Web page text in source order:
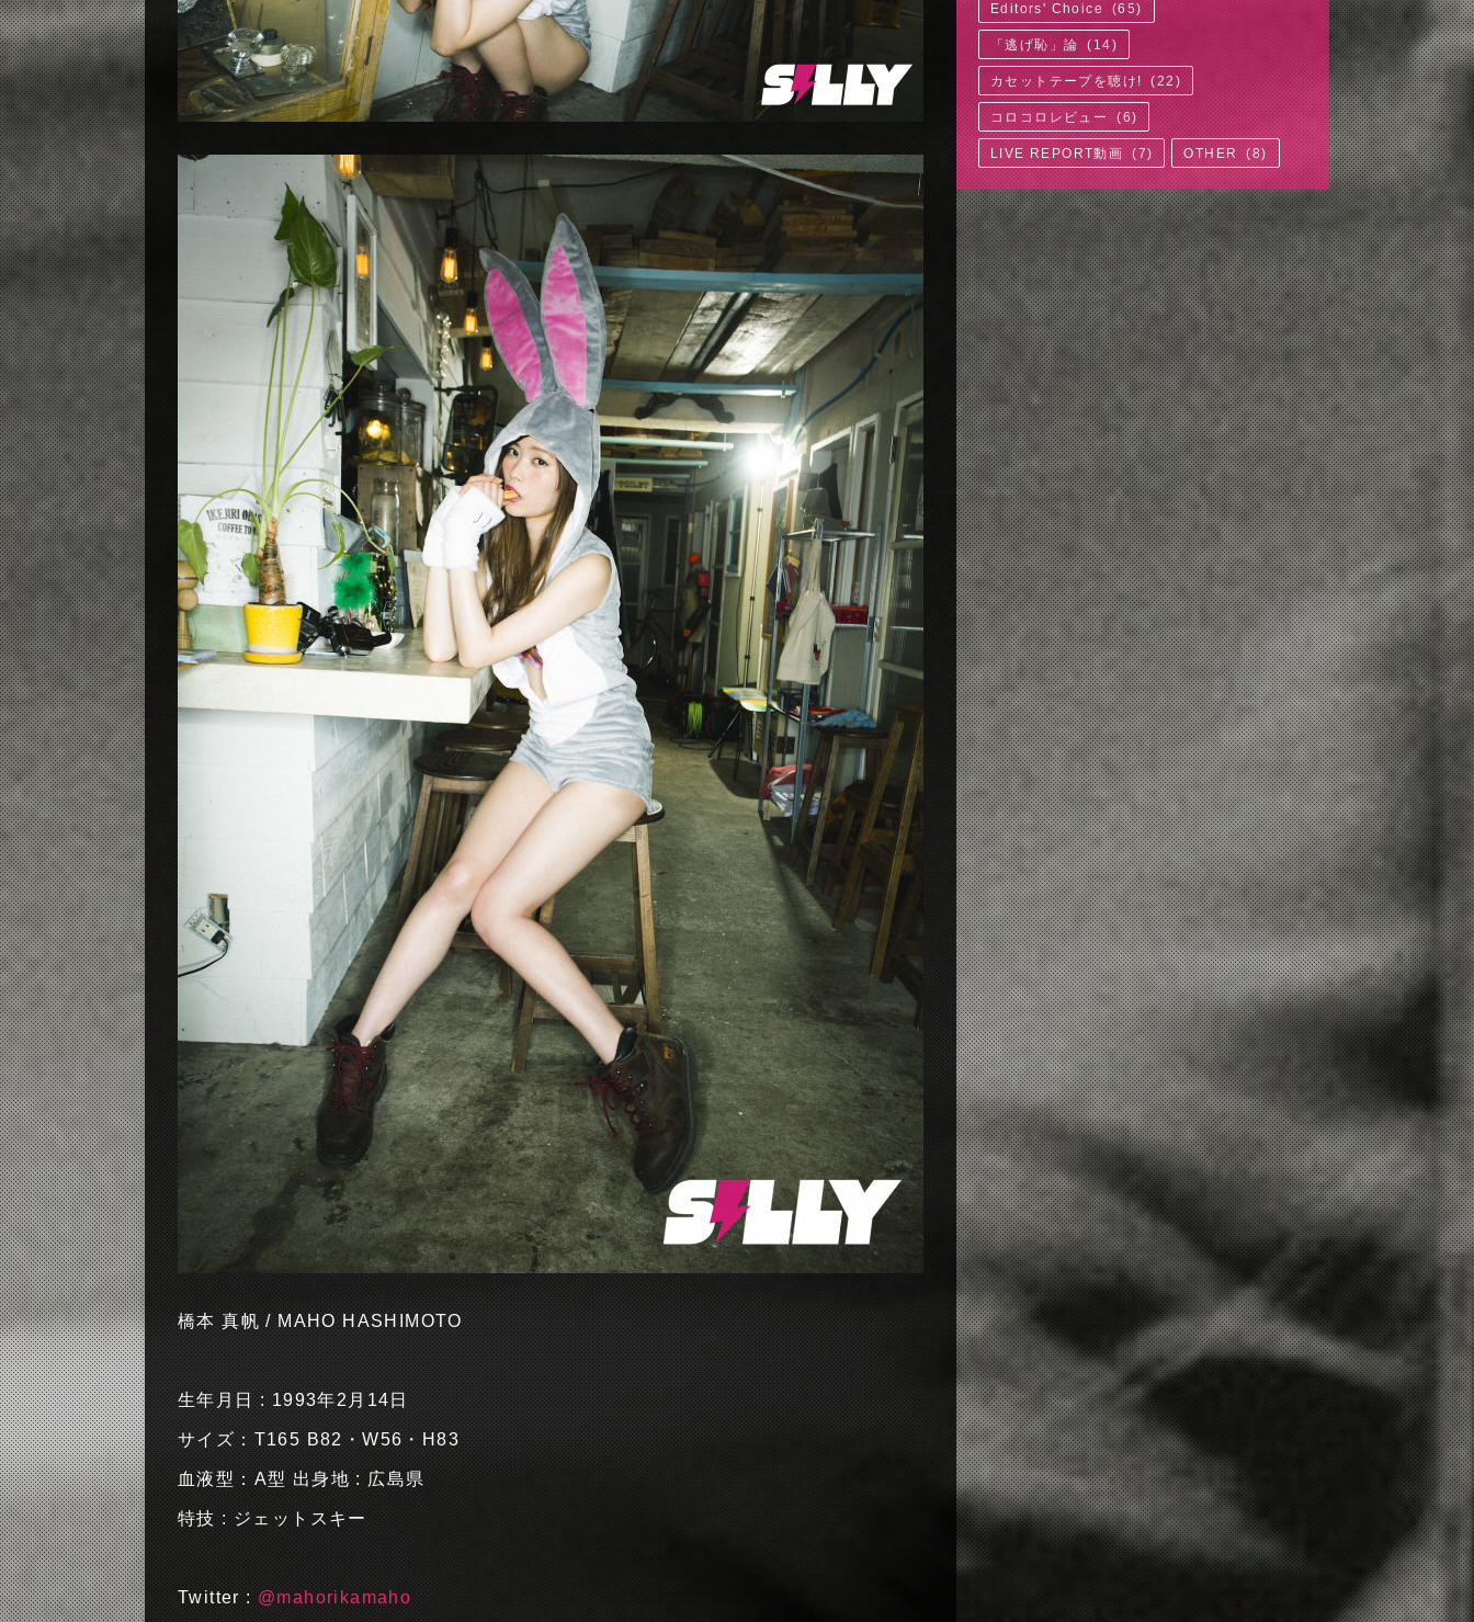
橋本 真帆 / MAHO HASHIMOTO
生年月日 : 1993年2月14日
サイズ：T165 B82・W56・H83
血液型：A型 出身地 : 広島県
特技 : ジェットスキー
Twitter : @mahorikamaho
Editors' Choice (65)
「逃げ恥」論 ( 14)
カセットテープを聴け! (22 )
コロコロレビュー (6)
LIVE REPORT動画 (7) OTHER (8)